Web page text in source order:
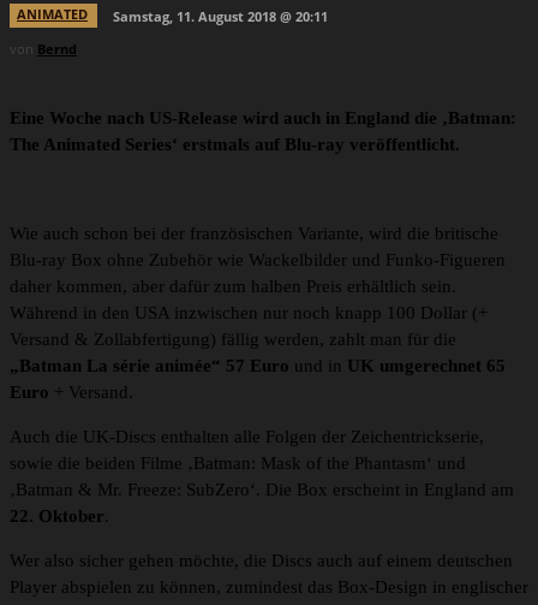
ANIMATED
Samstag, 11. August 2018 @ 20:11
von Bernd
Eine Woche nach US-Release wird auch in England die ‚Batman:
The Animated Series‘ erstmals auf Blu-ray veröffentlicht.
Wie auch schon bei der französischen Variante, wird die britische
Blu-ray Box ohne Zubehör wie Wackelbilder und Funko-Figueren
daher kommen, aber dafür zum halben Preis erhältlich sein.
Während in den USA inzwischen nur noch knapp 100 Dollar (+
Versand & Zollabfertigung) fällig werden, zahlt man für die
„Batman La série animée“ 57 Euro und in UK umgerechnet 65
Euro + Versand.
Auch die UK-Discs enthalten alle Folgen der Zeichentrickserie,
sowie die beiden Filme ‚Batman: Mask of the Phantasm‘ und
‚Batman & Mr. Freeze: SubZero‘. Die Box erscheint in England am
22. Oktober.
Wer also sicher gehen möchte, die Discs auch auf einem deutschen
Player abspielen zu können, zumindest das Box-Design in englischer